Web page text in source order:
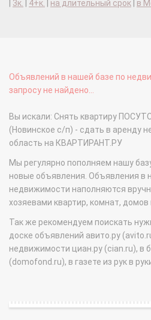
3к. 4+к. на длительный срок в
Объявлений в нашей базе по
запросу не найдено...
Вы искали: Снять квартиру
(Новинское с/п) - сдать в аренду
область на КВАРТИРАНТ.РУ
Мы регулярно пополняем нашу
новые объявления. Объявления в
недвижимости наполняются
хозяевами квартир, комнат,
Так же рекомендуем поискать
доске объявлений авито.ру
недвижимости циан.ру (cian.ru), в
(domofond.ru), в газете из рук в